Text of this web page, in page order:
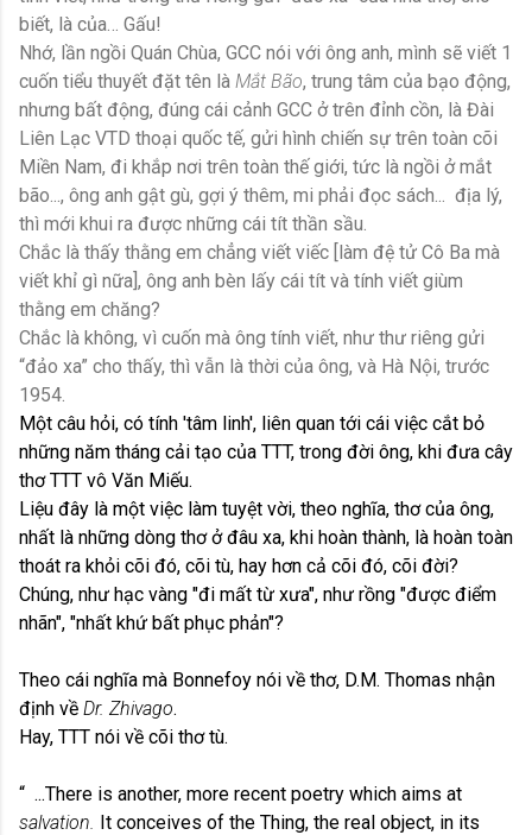
biết, là của… Gấu!
Nhớ, lần ngồi Quán Chùa, GCC nói với ông anh, mình sẽ viết 1
cuốn tiểu thuyết đặt tên là Mắt Bão, trung tâm của bạo động,
nhưng bất động, đúng cái cảnh GCC ở trên đỉnh cồn, là Đài
Liên Lạc VTD thoại quốc tế, gửi hình chiến sự trên toàn cõi
Miền Nam, đi khắp nơi trên toàn thế giới, tức là ngồi ở mắt
bão..., ông anh gật gù, gợi ý thêm, mi phải đọc sách... địa lý,
thì mới khui ra được những cái tít thần sầu.
Chắc là thấy thằng em chẳng viết viếc [làm đệ tử Cô Ba mà
viết khỉ gì nữa], ông anh bèn lấy cái tít và tính viết giùm
thằng em chăng?
Chắc là không, vì cuốn mà ông tính viết, như thư riêng gửi
“đảo xa” cho thấy, thì vẫn là thời của ông, và Hà Nội, trước
1954.
Một câu hỏi, có tính 'tâm linh', liên quan tới cái việc cắt bỏ
những năm tháng cải tạo của TTT, trong đời ông, khi đưa cây
thơ TTT vô Văn Miếu.
Liệu đây là một việc làm tuyệt vời, theo nghĩa, thơ của ông,
nhất là những dòng thơ ở đâu xa, khi hoàn thành, là hoàn toàn
thoát ra khỏi cõi đó, cõi tù, hay hơn cả cõi đó, cõi đời?
Chúng, như hạc vàng "đi mất từ xưa", như rồng "được điểm
nhãn", "nhất khứ bất phục phản"?
Theo cái nghĩa mà Bonnefoy nói về thơ, D.M. Thomas nhận
định về Dr. Zhivago.
Hay, TTT nói về cõi thơ tù.
“ ...There is another, more recent poetry which aims at
salvation. It conceives of the Thing, the real object, in its